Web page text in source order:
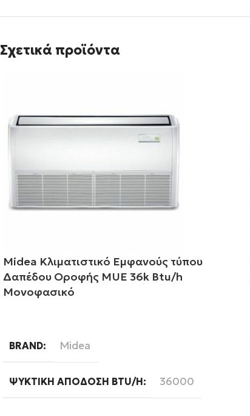
Σχετικά προϊόντα
Midea Κλιματιστικό Εμφανούς τύπου
Δαπέδου Οροφής MUE 36k Btu/h
Μονοφασικό
BRAND Midea
ΨΥΚΤΙΚΉ ΑΠΌΔΟΣΗ BTU/H 36000